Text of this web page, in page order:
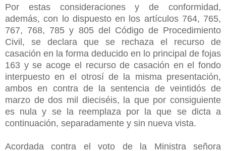
Por estas consideraciones y de conformidad,
además, con lo dispuesto en los artículos 764, 765,
767, 768, 785 y 805 del Código de Procedimiento
Civil, se declara que se rechaza el recurso de
casación en la forma deducido en lo principal de fojas
163 y se acoge el recurso de casación en el fondo
interpuesto en el otrosí de la misma presentación,
ambos en contra de la sentencia de veintidós de
marzo de dos mil dieciséis, la que por consiguiente
es nula y se la reemplaza por la que se dicta a
continuación, separadamente y sin nueva vista.
Acordada contra el voto de la Ministra señora